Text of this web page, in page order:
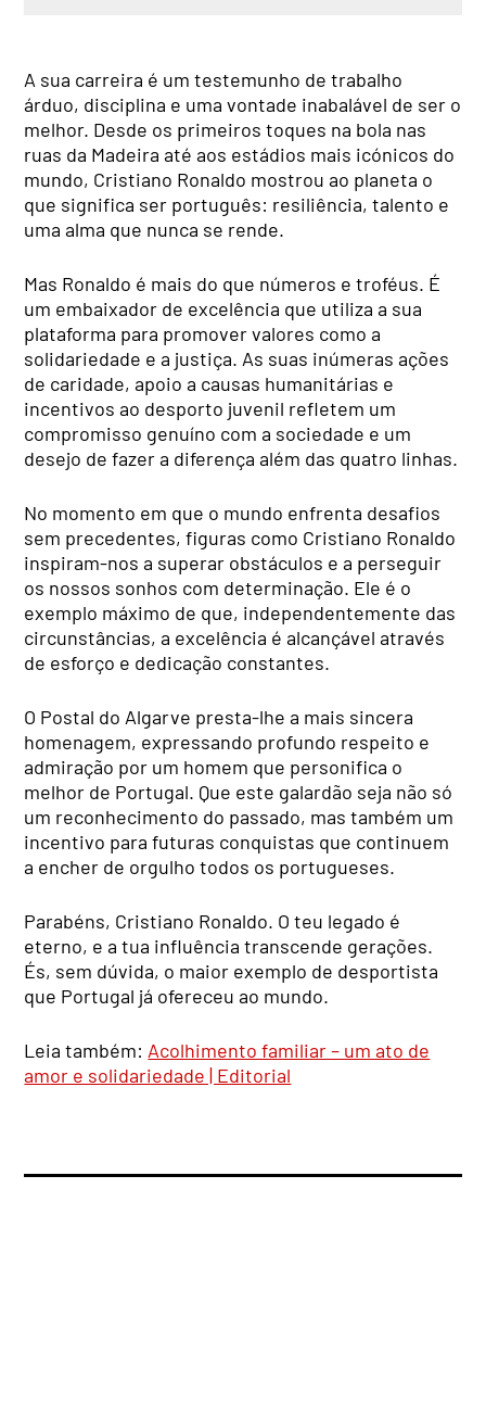
A sua carreira é um testemunho de trabalho
árduo, disciplina e uma vontade inabalável de ser o
melhor. Desde os primeiros toques na bola nas
ruas da Madeira até aos estádios mais icónicos do
mundo, Cristiano Ronaldo mostrou ao planeta o
que significa ser português: resiliência, talento e
uma alma que nunca se rende.
Mas Ronaldo é mais do que números e troféus. É
um embaixador de excelência que utiliza a sua
plataforma para promover valores como a
solidariedade e a justiça. As suas inúmeras ações
de caridade, apoio a causas humanitárias e
incentivos ao desporto juvenil refletem um
compromisso genuíno com a sociedade e um
desejo de fazer a diferença além das quatro linhas.
No momento em que o mundo enfrenta desafios
sem precedentes, figuras como Cristiano Ronaldo
inspiram-nos a superar obstáculos e a perseguir
os nossos sonhos com determinação. Ele é o
exemplo máximo de que, independentemente das
circunstâncias, a excelência é alcançável através
de esforço e dedicação constantes.
O Postal do Algarve presta-lhe a mais sincera
homenagem, expressando profundo respeito e
admiração por um homem que personifica o
melhor de Portugal. Que este galardão seja não só
um reconhecimento do passado, mas também um
incentivo para futuras conquistas que continuem
a encher de orgulho todos os portugueses.
Parabéns, Cristiano Ronaldo. O teu legado é
eterno, e a tua influência transcende gerações.
És, sem dúvida, o maior exemplo de desportista
que Portugal já ofereceu ao mundo.
Leia também: Acolhimento familiar – um ato de
amor e solidariedade | Editorial